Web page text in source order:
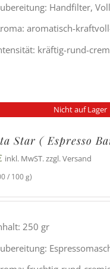
Handfilter,
aromatisch-
kräftig-rund-
Nicht auf Lager
Star ( Espresso
inkl. MwST. zzgl. Versand
/ 100 g)
250 gr